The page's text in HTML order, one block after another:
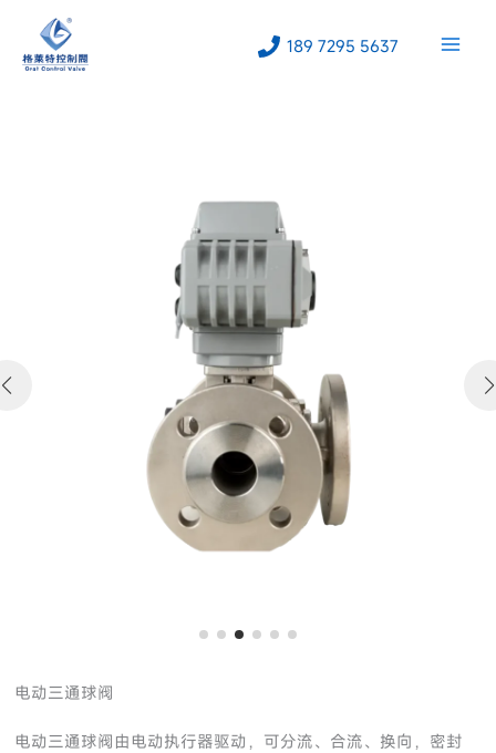
189 7295 5637
电动三通球阀
电动三通球阀由电动执行器驱动，可分流、合流、换向，密封